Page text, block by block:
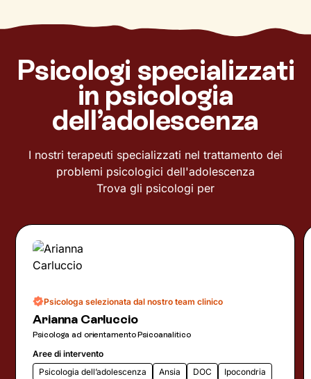
Psicologi specializzati
in psicologia
dell’adolescenza
I nostri terapeuti specializzati nel trattamento dei
problemi psicologici dell'adolescenza
Trova gli psicologi per
Psicologa selezionata dal nostro team clinico
Arianna Carluccio
Psicologa ad orientamento Psicoanalitico
Aree di intervento
Psicologia dell’adolescenza
Ansia DOC
Ipocondria